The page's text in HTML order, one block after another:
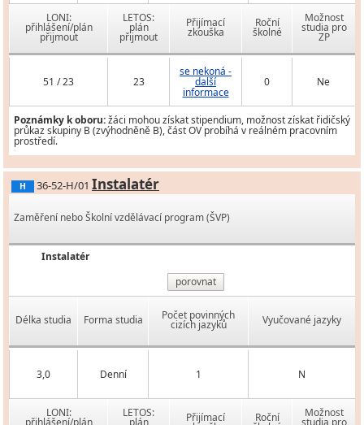
LONI:
přihlášení/plán
přijmout
LETOS:
plán
přijmout
Přijímací
zkouška
Roční
školné
Možnost
studia pro
ZP
51 / 23 23
se nekoná -
další
informace
0 Ne
Poznámky k oboru:žáci mohou získat stipendium, možnost získat řidičský
průkaz skupiny B (zvýhodněně B), část OV probíhá v reálném pracovním
prostředí.
H 36-52-H/01 Instalatér
Zaměření nebo Školní vzdělávací program (ŠVP)
Instalatér
porovnat
Délka studia Forma studia Počet povinných
cizích jazyků Vyučované jazyky
3,0 Denní 1 N
LONI: LETOS: Přijímací Roční Možnost